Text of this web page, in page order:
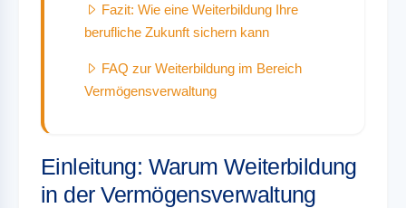
Fazit: Wie eine Weiterbildung Ihre
berufliche Zukunft sichern kann
FAQ zur Weiterbildung im Bereich
Vermögensverwaltung
Einleitung: Warum Weiterbildung
in der Vermögensverwaltung